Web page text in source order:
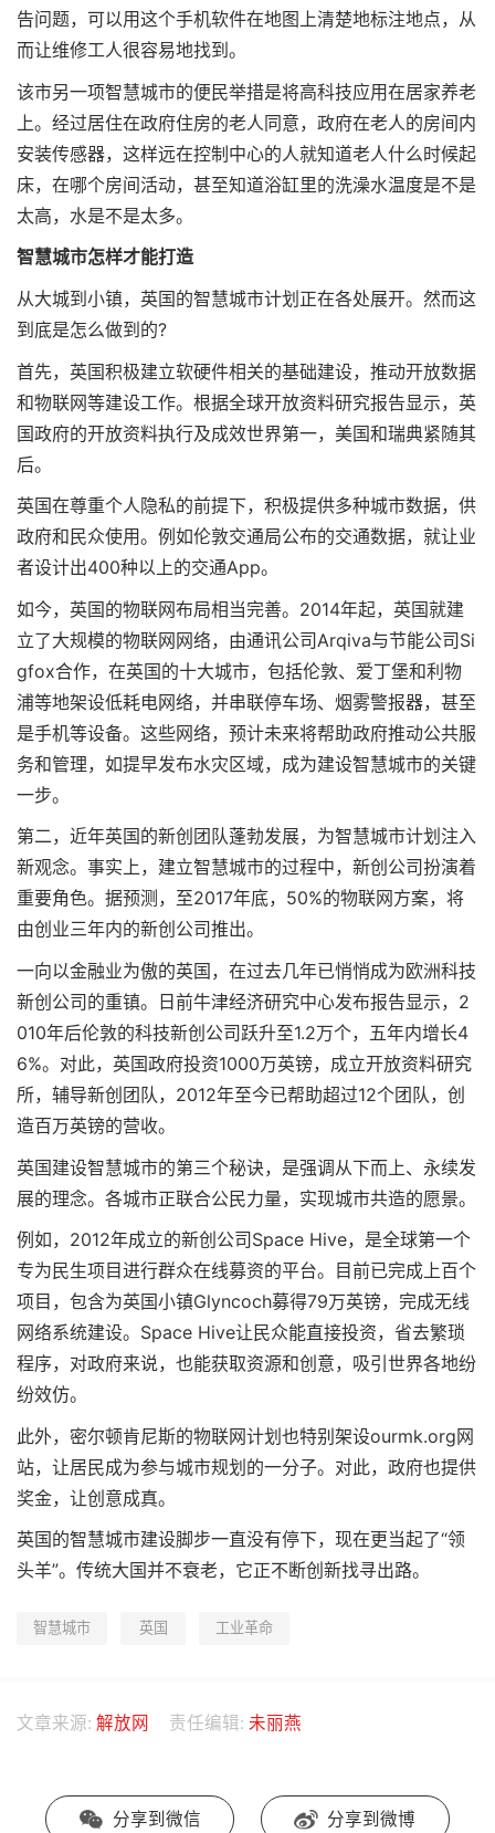
告问题，可以用这个手机软件在地图上清楚地标注地点，从
而让维修工人很容易地找到。
该市另一项智慧城市的便民举措是将高科技应用在居家养老
上。经过居住在政府住房的老人同意，政府在老人的房间内
安装传感器，这样远在控制中心的人就知道老人什么时候起
床，在哪个房间活动，甚至知道浴缸里的洗澡水温度是不是
太高，水是不是太多。
智慧城市怎样才能打造
从大城到小镇，英国的智慧城市计划正在各处展开。然而这
到底是怎么做到的?
首先，英国积极建立软硬件相关的基础建设，推动开放数据
和物联网等建设工作。根据全球开放资料研究报告显示，英
国政府的开放资料执行及成效世界第一，美国和瑞典紧随其
后。
英国在尊重个人隐私的前提下，积极提供多种城市数据，供
政府和民众使用。例如伦敦交通局公布的交通数据，就让业
者设计出400种以上的交通App。
如今，英国的物联网布局相当完善。2014年起，英国就建
立了大规模的物联网网络，由通讯公司Arqiva与节能公司Si
gfox合作，在英国的十大城市，包括伦敦、爱丁堡和利物
浦等地架设低耗电网络，并串联停车场、烟雾警报器，甚至
是手机等设备。这些网络，预计未来将帮助政府推动公共服
务和管理，如提早发布水灾区域，成为建设智慧城市的关键
一步。
第二，近年英国的新创团队蓬勃发展，为智慧城市计划注入
新观念。事实上，建立智慧城市的过程中，新创公司扮演着
重要角色。据预测，至2017年底，50%的物联网方案，将
由创业三年内的新创公司推出。
一向以金融业为傲的英国，在过去几年已悄悄成为欧洲科技
新创公司的重镇。日前牛津经济研究中心发布报告显示，2
010年后伦敦的科技新创公司跃升至1.2万个，五年内增长4
6%。对此，英国政府投资1000万英镑，成立开放资料研究
所，辅导新创团队，2012年至今已帮助超过12个团队，创
造百万英镑的营收。
英国建设智慧城市的第三个秘诀，是强调从下而上、永续发
展的理念。各城市正联合公民力量，实现城市共造的愿景。
例如，2012年成立的新创公司Space Hive，是全球第一个
专为民生项目进行群众在线募资的平台。目前已完成上百个
项目，包含为英国小镇Glyncoch募得79万英镑，完成无线
网络系统建设。Space Hive让民众能直接投资，省去繁琐
程序，对政府来说，也能获取资源和创意，吸引世界各地纷
纷效仿。
此外，密尔顿肯尼斯的物联网计划也特别架设ourmk.org网
站，让居民成为参与城市规划的一分子。对此，政府也提供
奖金，让创意成真。
英国的智慧城市建设脚步一直没有停下，现在更当起了“领
头羊”。传统大国并不衰老，它正不断创新找寻出路。
智慧城市 英国 工业革命
文章来源: 解放网 责任编辑: 未丽燕
分享到微信 分享到微博